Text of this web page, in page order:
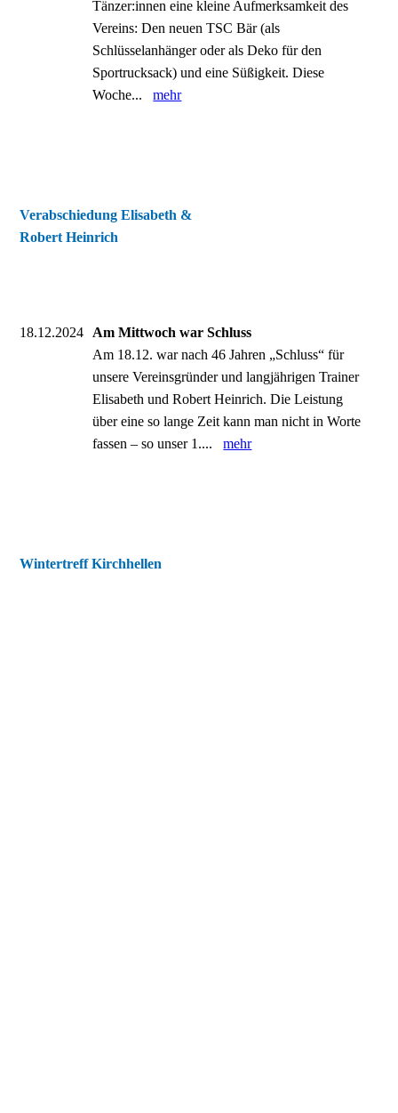
Tänzer:innen eine kleine Aufmerksamkeit des
Vereins: Den neuen TSC Bär (als
Schlüsselanhänger oder als Deko für den
Sportrucksack) und eine Süßigkeit. Diese
Woche...mehr
Verabschiedung Elisabeth &
Robert Heinrich
18.12.2024
Am Mittwoch war Schluss
Am 18.12. war nach 46 Jahren „Schluss“ für
unsere Vereinsgründer und langjährigen Trainer
Elisabeth und Robert Heinrich. Die Leistung
über eine so lange Zeit kann man nicht in Worte
fassen – so unser 1....mehr
Wintertreff Kirchhellen